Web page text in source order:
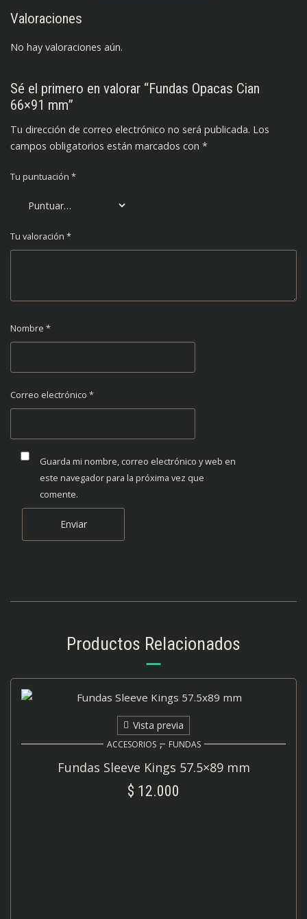
Valoraciones
No hay valoraciones aún.
Sé el primero en valorar “Fundas Opacas Cian
66×91 mm”
Tu dirección de correo electrónico no será publicada. Los
campos obligatorios están marcados con *
Tu puntuación *
Tu valoración *
Nombre *
Correo electrónico *
Guarda mi nombre, correo electrónico y web en
este navegador para la próxima vez que
comente.
Productos Relacionados
Vista previa
ACCESORIOS , FUNDAS
Fundas Sleeve Kings 57.5×89 mm
$ 12.000